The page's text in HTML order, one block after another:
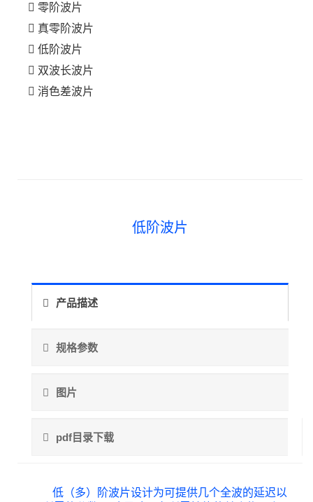
零阶波片
真零阶波片
低阶波片
双波长波片
消色差波片
低阶波片
产品描述
规格参数
图片
pdf目录下载
低（多）阶波片设计为可提供几个全波的延迟以